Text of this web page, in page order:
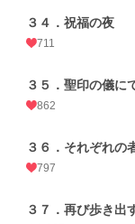
３４．祝福の夜
711
３５．聖印の儀
862
３６．それぞれ
797
３７．再び歩き